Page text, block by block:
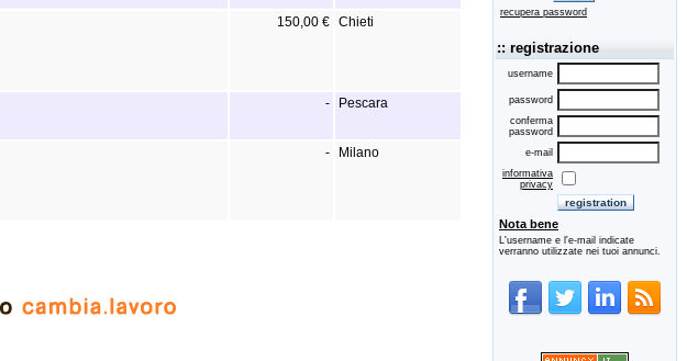
150,00 € Chieti
- Pescara
- Milano
recupera password
:: registrazione
username
password
conferma
password
e-mail
informativa
privacy
Nota bene
L'username e l'e-mail indicate
verranno utilizzate nei tuoi annunci.